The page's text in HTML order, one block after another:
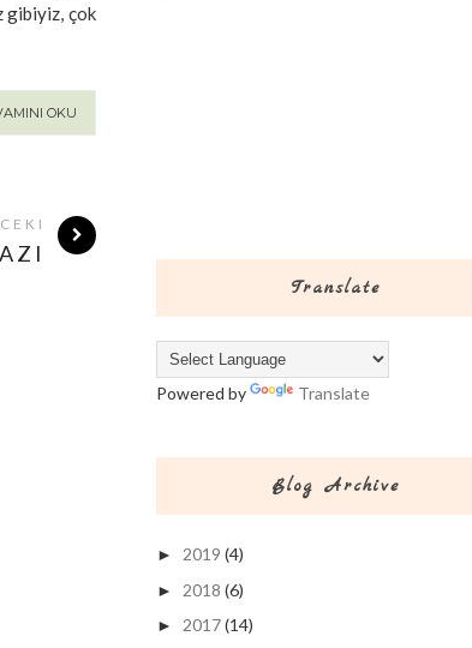
gibiyiz, çok
OKU
Translate
Powered by Translate
Blog Archive
► 2019 (4)
► 2018 (6)
► 2017(14)